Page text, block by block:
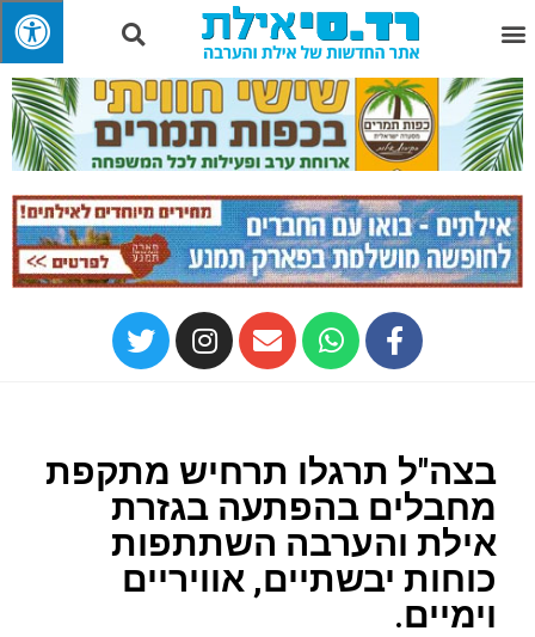
בצה"ל תרגלו תרחיש מתקפת
מחבלים בהפתעה בגזרת
אילת והערבה השתתפות
כוחות יבשתיים, אוויריים
וימיים.